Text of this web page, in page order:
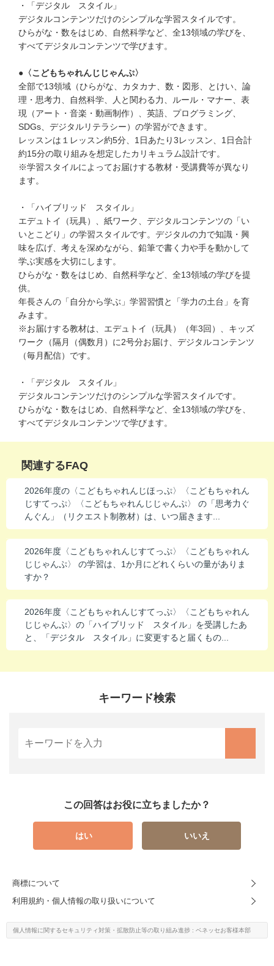
・「デジタル スタイル」
デジタルコンテンツだけのシンプルな学習スタイルです。
ひらがな・数をはじめ、自然科学など、全13領域の学びを、
すべてデジタルコンテンツで学びます。
●〈こどもちゃれんじじゃんぷ〉
全部で13領域（ひらがな、カタカナ、数・図形、とけい、論
理・思考力、自然科学、人と関わる力、ルール・マナー、表
現（アート・音楽・動画制作）、英語、プログラミング、
SDGs、デジタルリテラシー）の学習ができます。
レッスンは１レッスン約5分、1日あたり3レッスン、1日合計
約15分の取り組みを想定したカリキュラム設計です。
※学習スタイルによってお届けする教材・受講費等が異なり
ます。
・「ハイブリッド スタイル」
エデュトイ（玩具）、紙ワーク、デジタルコンテンツの「い
いとこどり」の学習スタイルです。デジタルの力で知識・興
味を広げ、考えを深めながら、鉛筆で書く力や手を動かして
学ぶ実感を大切にします。
ひらがな・数をはじめ、自然科学など、全13領域の学びを提
供。
年長さんの「自分から学ぶ」学習習慣と「学力の土台」を育
みます。
※お届けする教材は、エデュトイ（玩具）（年3回）、キッズ
ワーク（隔月（偶数月）に2号分お届け、デジタルコンテンツ
（毎月配信）です。
・「デジタル スタイル」
デジタルコンテンツだけのシンプルな学習スタイルです。
ひらがな・数をはじめ、自然科学など、全13領域の学びを、
すべてデジタルコンテンツで学びます。
関連するFAQ
2026年度の〈こどもちゃれんじほっぷ〉〈こどもちゃれん
じすてっぷ〉〈こどもちゃれんじじゃんぷ〉 の「思考力ぐ
んぐん」（リクエスト制教材）は、いつ届きます...
2026年度〈こどもちゃれんじすてっぷ〉〈こどもちゃれん
じじゃんぷ〉 の学習は、1か月にどれくらいの量がありま
すか？
2026年度〈こどもちゃれんじすてっぷ〉〈こどもちゃれん
じじゃんぷ〉の「ハイブリッド スタイル」を受講したあ
と、「デジタル スタイル」に変更すると届くもの...
キーワード検索
この回答はお役に立ちましたか？
はい いいえ
商標について
利用規約・個人情報の取り扱いについて
個人情報に関するセキュリティ対策・ 拡散防止等の取り組み進捗 : ベネッセお客様本部